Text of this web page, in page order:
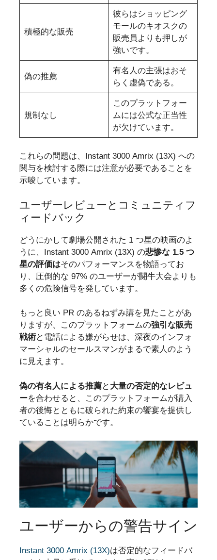
積極的な販売
彼らはショッピング
モールのキオスクの
販売員よりも押しが
強いです。
偽の推薦
有名人の主張はおそ
らく虚偽である。
規制なし
このプラットフォー
ムには公式な正当性
が欠けています。
これらの問題は、Instant 3000 Amrix (13X) への
関与を検討する際には注意が必要であることを
示唆しています。
ユーザーレビューとコミュニティフ
ィードバック
どうにかして劇場公開された 1 つ星の映画のよ
うに、Instant 3000 Amrix (13X) の悲惨な 1.5 つ
星の評価はそのパフォーマンスを物語ってお
り、圧倒的な 97% のユーザーが闘牛大会よりも
多くの危険信号を発しています。
もっと良い PR のあるねずみ講を見たことがあ
りますが、このプラットフォームの強引な販売
戦術と電話による嫌がらせは、深夜のインフォ
マーシャルのセールスマンがまるで素人のよう
に見えます。
偽の有名人による推薦と 大量の否定的なレビュ
ーを合わせると、このプラットフォームが購入
者の後悔とともに破られた約束の饗宴を提供し
ていることは明らかです。
ユーザーからの警告サイン
Instant 3000 Amrix (13X)は否定的なフィードバ